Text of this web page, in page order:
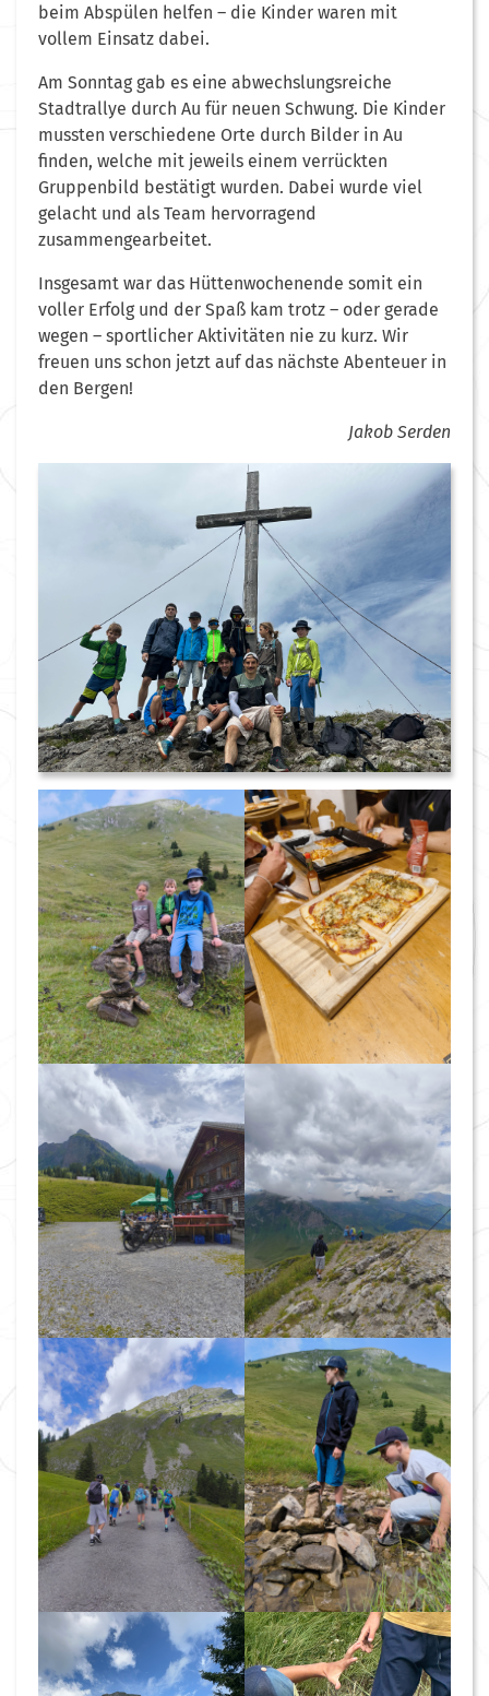
beim Abspülen helfen – die Kinder waren mit
vollem Einsatz dabei.
Am Sonntag gab es eine abwechslungsreiche
Stadtrallye durch Au für neuen Schwung. Die Kinder
mussten verschiedene Orte durch Bilder in Au
finden, welche mit jeweils einem verrückten
Gruppenbild bestätigt wurden. Dabei wurde viel
gelacht und als Team hervorragend
zusammengearbeitet.
Insgesamt war das Hüttenwochenende somit ein
voller Erfolg und der Spaß kam trotz – oder gerade
wegen – sportlicher Aktivitäten nie zu kurz. Wir
freuen uns schon jetzt auf das nächste Abenteuer in
den Bergen!
Jakob Serden